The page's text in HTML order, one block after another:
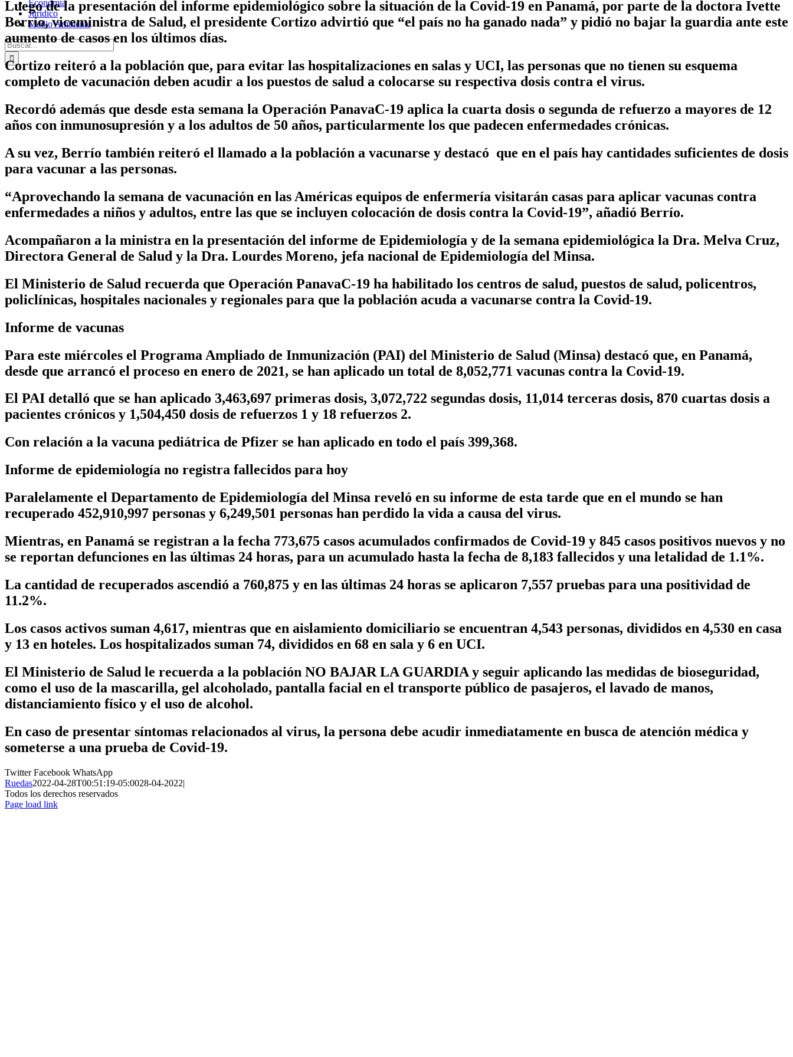
Economía
Jurídico
Medio Ambiente
Buscar:
Luego de la presentación del informe epidemiológico sobre la situación de la Covid-19 en Panamá, por parte de la doctora Ivette
Berrío, viceministra de Salud, el presidente Cortizo advirtió que “el país no ha ganado nada” y pidió no bajar la guardia ante este
aumento de casos en los últimos días.
Cortizo reiteró a la población que, para evitar las hospitalizaciones en salas y UCI, las personas que no tienen su esquema
completo de vacunación deben acudir a los puestos de salud a colocarse su respectiva dosis contra el virus.
Recordó además que desde esta semana la Operación PanavaC-19 aplica la cuarta dosis o segunda de refuerzo a mayores de 12
años con inmunosupresión y a los adultos de 50 años, particularmente los que padecen enfermedades crónicas.
A su vez, Berrío también reiteró el llamado a la población a vacunarse y destacó que en el país hay cantidades suficientes de dosis
para vacunar a las personas.
“Aprovechando la semana de vacunación en las Américas equipos de enfermería visitarán casas para aplicar vacunas contra
enfermedades a niños y adultos, entre las que se incluyen colocación de dosis contra la Covid-19”, añadió Berrío.
Acompañaron a la ministra en la presentación del informe de Epidemiología y de la semana epidemiológica la Dra. Melva Cruz,
Directora General de Salud y la Dra. Lourdes Moreno, jefa nacional de Epidemiología del Minsa.
El Ministerio de Salud recuerda que Operación PanavaC-19 ha habilitado los centros de salud, puestos de salud, policentros,
policlínicas, hospitales nacionales y regionales para que la población acuda a vacunarse contra la Covid-19.
Informe de vacunas
Para este miércoles el Programa Ampliado de Inmunización (PAI) del Ministerio de Salud (Minsa) destacó que, en Panamá,
desde que arrancó el proceso en enero de 2021, se han aplicado un total de 8,052,771 vacunas contra la Covid-19.
El PAI detalló que se han aplicado 3,463,697 primeras dosis, 3,072,722 segundas dosis, 11,014 terceras dosis, 870 cuartas dosis a
pacientes crónicos y 1,504,450 dosis de refuerzos 1 y 18 refuerzos 2.
Con relación a la vacuna pediátrica de Pfizer se han aplicado en todo el país 399,368.
Informe de epidemiología no registra fallecidos para hoy
Paralelamente el Departamento de Epidemiología del Minsa reveló en su informe de esta tarde que en el mundo se han
recuperado 452,910,997 personas y 6,249,501 personas han perdido la vida a causa del virus.
Mientras, en Panamá se registran a la fecha 773,675 casos acumulados confirmados de Covid-19 y 845 casos positivos nuevos y no
se reportan defunciones en las últimas 24 horas, para un acumulado hasta la fecha de 8,183 fallecidos y una letalidad de 1.1%.
La cantidad de recuperados ascendió a 760,875 y en las últimas 24 horas se aplicaron 7,557 pruebas para una positividad de
11.2%.
Los casos activos suman 4,617, mientras que en aislamiento domiciliario se encuentran 4,543 personas, divididos en 4,530 en casa
y 13 en hoteles. Los hospitalizados suman 74, divididos en 68 en sala y 6 en UCI.
El Ministerio de Salud le recuerda a la población NO BAJAR LA GUARDIA y seguir aplicando las medidas de bioseguridad,
como el uso de la mascarilla, gel alcoholado, pantalla facial en el transporte público de pasajeros, el lavado de manos,
distanciamiento físico y el uso de alcohol.
En caso de presentar síntomas relacionados al virus, la persona debe acudir inmediatamente en busca de atención médica y
someterse a una prueba de Covid-19.
TwitterFacebook WhatsApp
Ruedas2022-04-28T00:51:19-05:0028-04-2022|
Todos los derechos reservados
Page load link